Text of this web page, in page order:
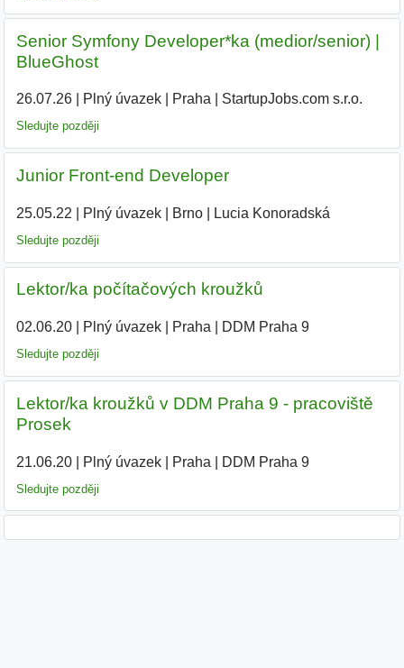
Senior Symfony Developer*ka (medior/senior) |
BlueGhost
26.07.26| Plný úvazek| Praha StartupJobs.com s.r.o.
Sledujte později
Junior Front-end Developer
25.05.22 Plný úvazek| Brno| Lucia Konoradská
Sledujte později
Lektor/ka počítačových kroužků
02.06.20| Plný úvazek| Praha DDM Praha 9
Sledujte později
Lektor/ka kroužků v DDM Praha 9 - pracoviště
Prosek
21.06.20| Plný úvazek| Praha DDM Praha 9
Sledujte později